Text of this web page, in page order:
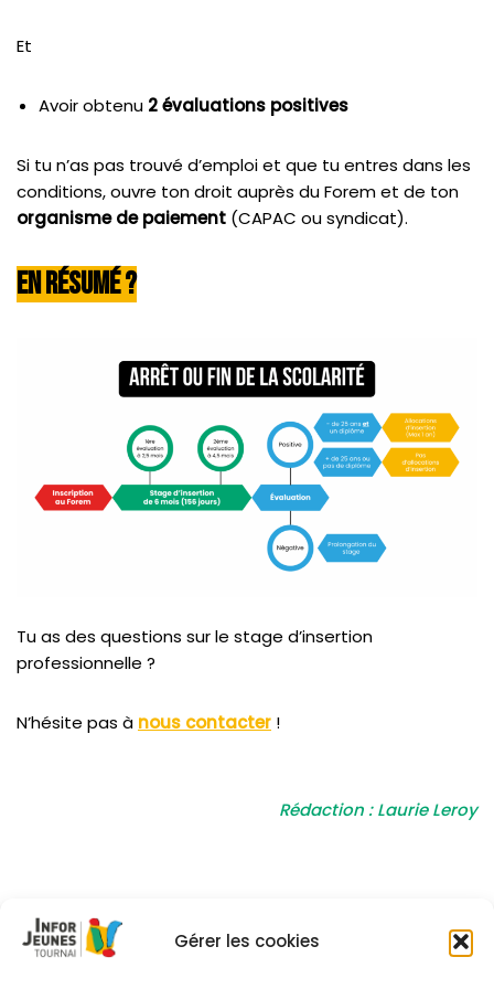
Gérer les cookies
Et
Avoir obtenu 2 évaluations positives
Si tu n’as pas trouvé d’emploi et que tu entres dans les
conditions, ouvre ton droit auprès du Forem et de ton
organisme de paiement (CAPAC ou syndicat).
En Résumé ?
Tu as des questions sur le stage d’insertion
professionnelle ?
N’hésite pas à nous contacter !
Rédaction : Laurie Leroy